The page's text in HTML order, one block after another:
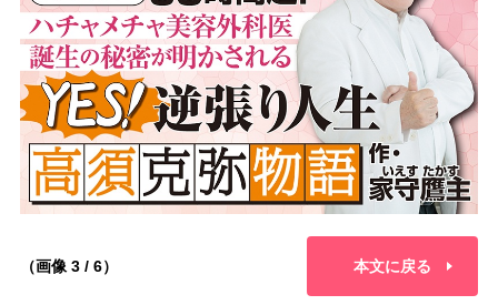
（画像 3 / 6） 本文に戻る